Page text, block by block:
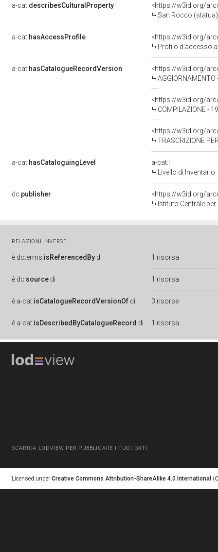
a-cat:describesCulturalProperty
<https://w3id.org/
San Rocco
a-cat:hasAccessProfile
<https://w3id.org/
Profilo d'accesso
a-cat:hasCatalogueRecordVersion
<https://w3id.org/
AGGIORNAMENTO
<https://w3id.org/
COMPILAZIONE -
<https://w3id.org/
TRASCRIZIONE
a-cat:hasCataloguingLevel
a-cat:I
Livello di Inventario
dc:publisher
<https://w3id.org/
Istituto Centrale
RELAZIONI INVERSE
è dcterms:isReferencedBy di 1 risorsa
è dc:source di 1 risorsa
è a-cat:isCatalogueRecordVersionOf di 3 risorse
è a-cat:isDescribedByCatalogueRecord di 1 risorsa
SCARICA LODVIEW PER PUBBLICARE I TUOI DATI
Licensed under Creative Commons Attribution-ShareAlike 4.0 International